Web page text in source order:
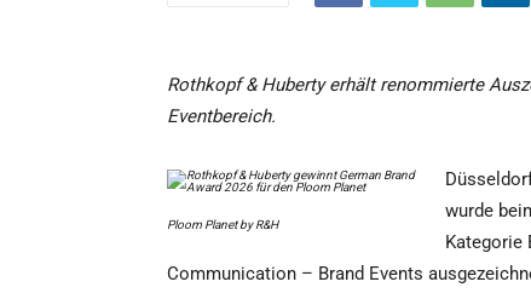
Rothkopf & Huberty erhält renommierte
Eventbereich.
Ploom Planet by R&H
wurde
Kategorie
Communication – Brand Events